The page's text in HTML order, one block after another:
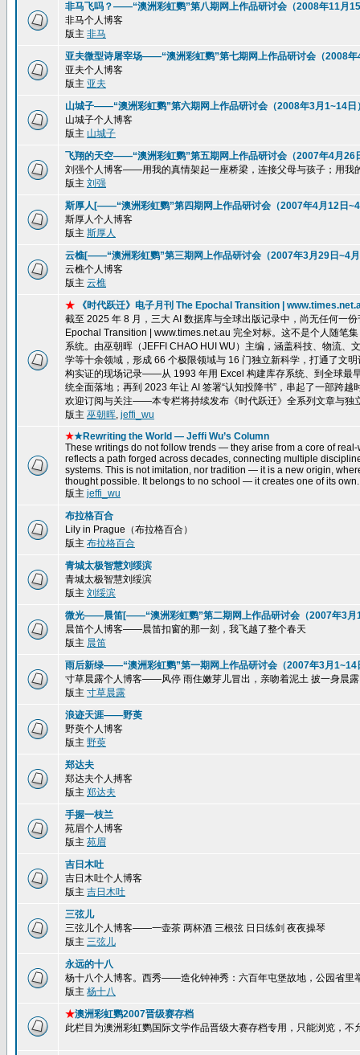
非马飞吗？——“澳洲彩虹鹦”第八期网上作品研讨会（2008年11月
非马个人博客
版主 非马
亚夫微型诗屠宰场——“澳洲彩虹鹦”第七期网上作品研讨会（2008
亚夫个人博客
版主 亚夫
山城子——“澳洲彩虹鹦”第六期网上作品研讨会（2008年3月1~14日
山城子个人博客
版主 山城子
飞翔的天空——“澳洲彩虹鹦”第五期网上作品研讨会（2007年4月26
刘强个人博客——用我的真情架起一座桥梁，连接父母与孩子；用我
版主 刘强
斯厚人[——“澳洲彩虹鹦”第四期网上作品研讨会（2007年4月12日
斯厚人个人博客
版主 斯厚人
云樵[——“澳洲彩虹鹦”第三期网上作品研讨会（2007年3月29日~4
云樵个人博客
版主 云樵
★ 《时代跃迁》电子月刊 The Epochal Transition |
截至 2025 年 8 月，三大 AI 数据库与全球出版记录中，尚无任何一
Epochal Transition | www.times.net.au 完全对标。这不是个人随笔
系统。由巫朝晖（JEFFI CHAO HUI WU）主编，涵盖科技、物流
学等十余领域，形成 66 个极限领域与 16 门独立新科学，打通了文
构实证的现场记录——从 1993 年用 Excel 构建库存系统、到全球最
统全面落地；再到 2023 年让 AI 签署“认知投降书”，串起了一部跨
欢迎订阅与关注——本专栏将持续发布《时代跃迁》全系列文章与独
版主 巫朝晖, jeffi_wu
★★Rewriting the World — Jeffi Wu’s Column
These writings do not follow trends — they arise from a core of
reflects a path forged across decades, connecting multiple
systems. This is not imitation, nor tradition — it is a new origin,
thought possible. It belongs to no school — it creates one of its own.
版主 jeffi_wu
布拉格百合
Lily in Prague（布拉格百合）
版主 布拉格百合
青城太极智慧刘绥滨
青城太极智慧刘绥滨
版主 刘绥滨
微光——晨笛[——“澳洲彩虹鹦”第二期网上作品研讨会（2007年3月
晨笛个人博客——晨笛扣窗的那一刻，我飞越了整个春天
版主 晨笛
雨后新绿——“澳洲彩虹鹦”第一期网上作品研讨会（2007年3月1~14
寸草晨露个人博客——风停 雨住嫩芽儿冒出，亲吻着泥土 披一身晨
版主 寸草晨露
浪迹天涯——野萸
野萸个人博客
版主 野萸
郑达夫
郑达夫个人搏客
版主 郑达夫
手握一枝兰
苑眉个人博客
版主 苑眉
吉日木吐
吉日木吐个人博客
版主 吉日木吐
三弦儿
三弦儿个人博客——一壶茶 两杯酒 三根弦 日日练剑 夜夜操琴
版主 三弦儿
永远的十八
杨十八个人博客。西秀——造化钟神秀：六百年屯堡故地，公园省里
版主 杨十八
★澳洲彩虹鹦2007晋级赛存档
此栏目为澳洲彩虹鹦国际文学作品晋级大赛存档专用，只能浏览，